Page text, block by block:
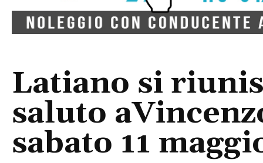
Latiano si
saluto
sabato 11